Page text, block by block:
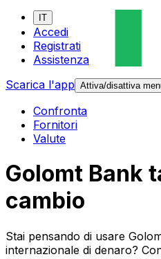
IT
Accedi
Registrati
Assistenza
Scarica l'app Attiva/disattiva
Confronta
Fornitori
Valute
Golomt Bank
cambio
Stai pensando di usare
internazionale di denaro?